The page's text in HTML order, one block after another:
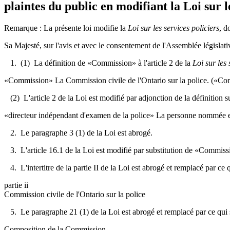
plaintes du public en modifiant la Loi sur
Remarque : La présente loi modifie la Loi sur les services policiers,
Sa Majesté, sur l'avis et avec le consentement de l'Assemblée
1. (1) La définition de «Commission» à l'article 2 de la Loi sur les
«Commission» La Commission civile de l'Ontario sur la police.
(2) L'article 2 de la Loi est modifié par adjonction de la définition
«directeur indépendant d'examen de la police» La personne
2. Le paragraphe 3 (1) de la Loi est abrogé.
3. L'article 16.1 de la Loi est modifié par substitution de
4. L'intertitre de la partie II de la Loi est abrogé et remplacé par ce
partie ii
Commission civile de l'Ontario sur la police
5. Le paragraphe 21 (1) de la Loi est abrogé et remplacé par ce qui